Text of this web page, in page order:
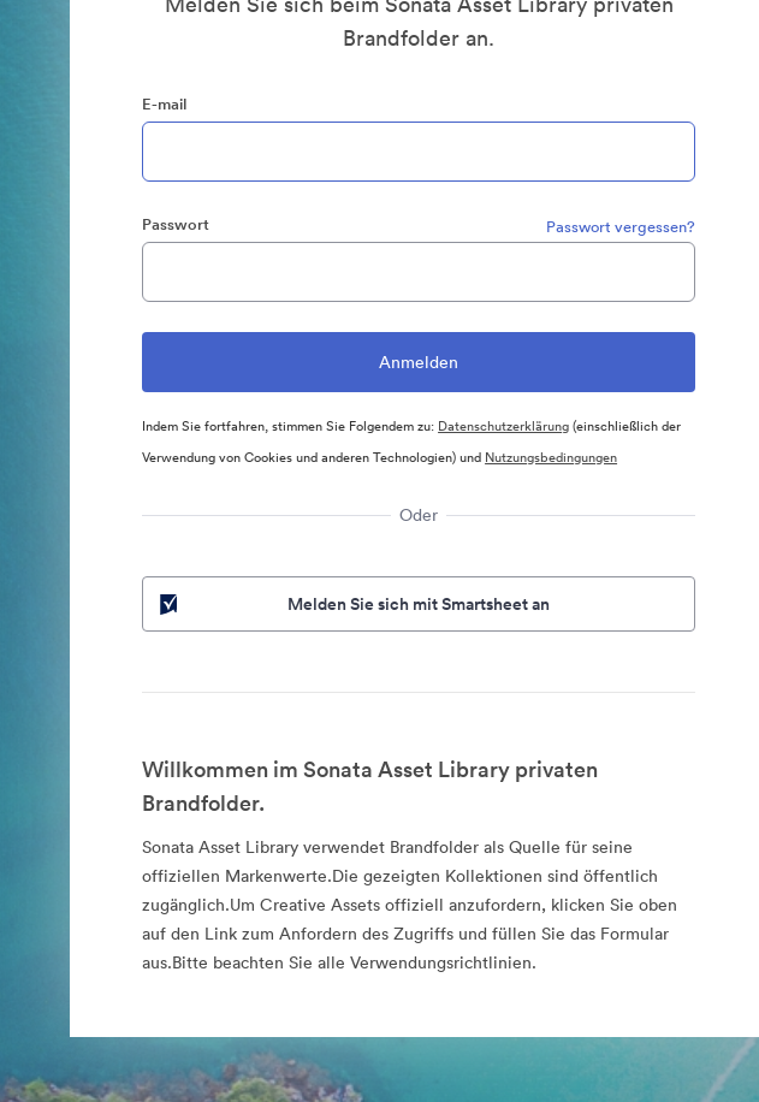
Brandfolder an.
E-mail
Passwort Passwort vergessen?
Indem Sie fortfahren, stimmen Sie Folgendem zu: Datenschutzerklärung(einschließlich der
Verwendung von Cookies und anderen Technologien) und Nutzungsbedingungen
Oder
Melden Sie sich mit Smartsheet an
Willkommen im Sonata Asset Library privaten
Brandfolder.
Sonata Asset Library verwendet Brandfolder als Quelle für seine
offiziellen Markenwerte.Die gezeigten Kollektionen sind öffentlich
zugänglich.Um Creative Assets offiziell anzufordern, klicken Sie oben
auf den Link zum Anfordern des Zugriffs und füllen Sie das Formular
aus.Bitte beachten Sie alle Verwendungsrichtlinien.